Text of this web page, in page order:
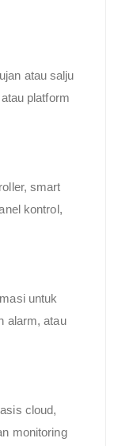
atau salju
platform
smart
kontrol,
untuk
alarm, atau
cloud,
monitoring